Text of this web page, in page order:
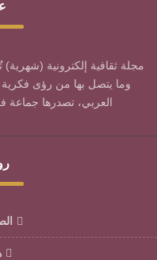
مجلة ثقافية إلكترونية (شهرية)
وما يتصل بها من رؤى فكرية
العربي، تصدرها جماعة